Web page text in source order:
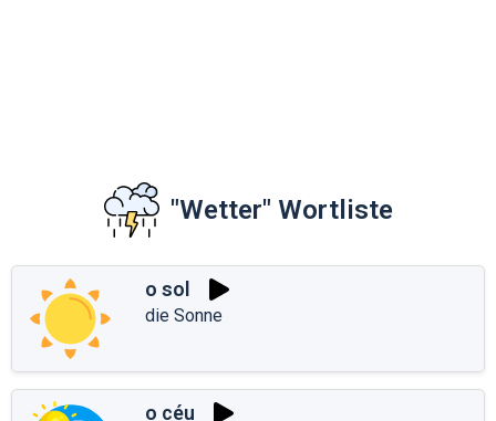
"Wetter" Wortliste
o sol
die Sonne
o céu